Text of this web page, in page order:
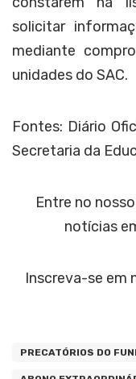
solicitar
mediante
unidades do SAC.
Fontes: Diário
Secretaria da
Entre no
notícias
Inscreva-se em
PRECATÓRIOS DO